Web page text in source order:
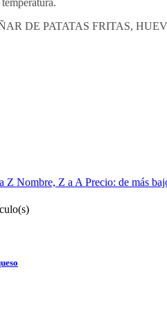
DE PATATAS FRITAS,
Z Nombre, Z a A Precio: de más